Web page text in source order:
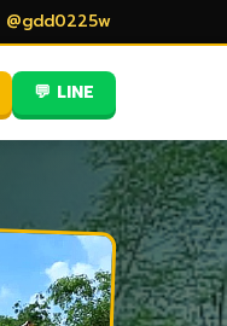
@gdd0225w
💬 LINE